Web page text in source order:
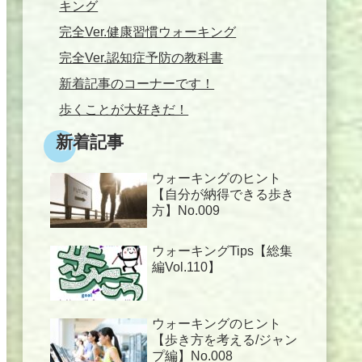
キング
完全Ver.健康習慣ウォーキング
完全Ver.認知症予防の教科書
新着記事のコーナーです！
歩くことが大好きだ！
新着記事
ウォーキングのヒント
【自分が納得できる歩き
方】No.009
ウォーキングTips【総集
編Vol.110】
ウォーキングのヒント
【歩き方を考える/ジャン
プ編】No.008